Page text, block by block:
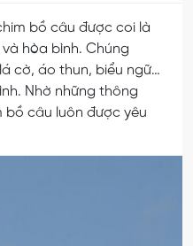
bồ câu được coi là
hòa bình. Chúng
cờ, áo thun, biểu ngữ…
Nhờ những thông
bồ câu luôn được yêu